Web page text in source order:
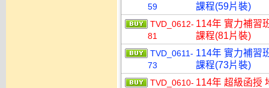
59
課程(59片裝)
TVD_0612-
81
114年 實力補習
課程(81片裝)
TVD_0611-
73
114年 實力補習
課程(73片裝)
TVD_0610- 114年 超級函授